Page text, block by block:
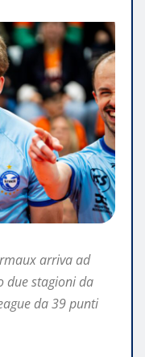
arriva ad
due stagioni da
da 39 punti